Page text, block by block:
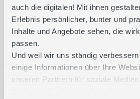
auch die digitalen! Mit ihnen
Erlebnis persönlicher, bunter und
Inhalte und Angebote sehen, die
passen.
Und weil wir uns ständig
einige Informationen über Ihre
unseren Partnern für soziale